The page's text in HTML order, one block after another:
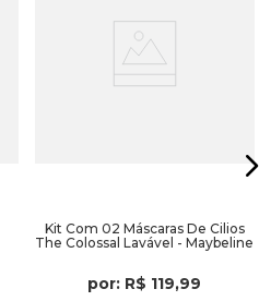
Kit Com 02 Máscaras De Cilios
The Colossal Lavável - Maybeline
por: R$ 119,99